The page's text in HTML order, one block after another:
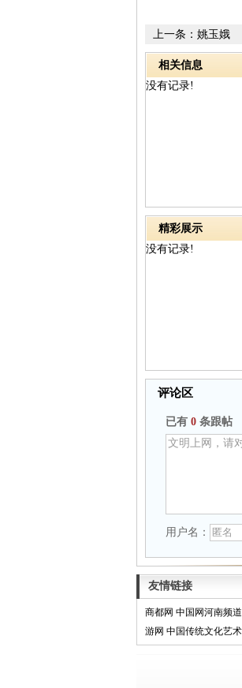
上一条： 姚玉娥
相关信息
没有记录!
精彩展示
没有记录!
评论区
已有 0 条跟帖
用户名：
友情链接
商都网 中国网河南频道
游网 中国传统文化艺